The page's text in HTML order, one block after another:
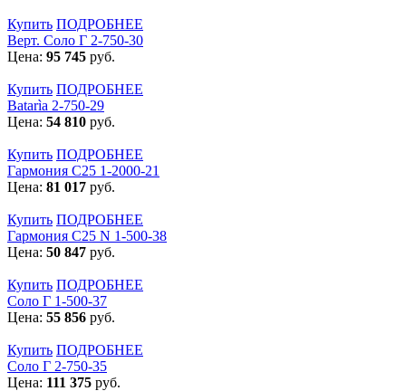
Купить ПОДРОБНЕЕ
Верт. Соло Г 2-750-30
Цена: 95 745 руб.
Купить ПОДРОБНЕЕ
Batarìa 2-750-29
Цена: 54 810 руб.
Купить ПОДРОБНЕЕ
Гармония С25 1-2000-21
Цена: 81 017 руб.
Купить ПОДРОБНЕЕ
Гармония С25 N 1-500-38
Цена: 50 847 руб.
Купить ПОДРОБНЕЕ
Соло Г 1-500-37
Цена: 55 856 руб.
Купить ПОДРОБНЕЕ
Соло Г 2-750-35
Цена: 111 375 руб.